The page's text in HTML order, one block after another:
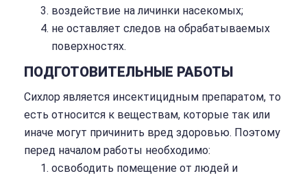
воздействие на личинки насекомых;
не оставляет следов на обрабатываемых
поверхностях.
ПОДГОТОВИТЕЛЬНЫЕ РАБОТЫ
Сихлор является инсектицидным препаратом, то
есть относится к веществам, которые так или
иначе могут причинить вред здоровью. Поэтому
перед началом работы необходимо:
освободить помещение от людей и